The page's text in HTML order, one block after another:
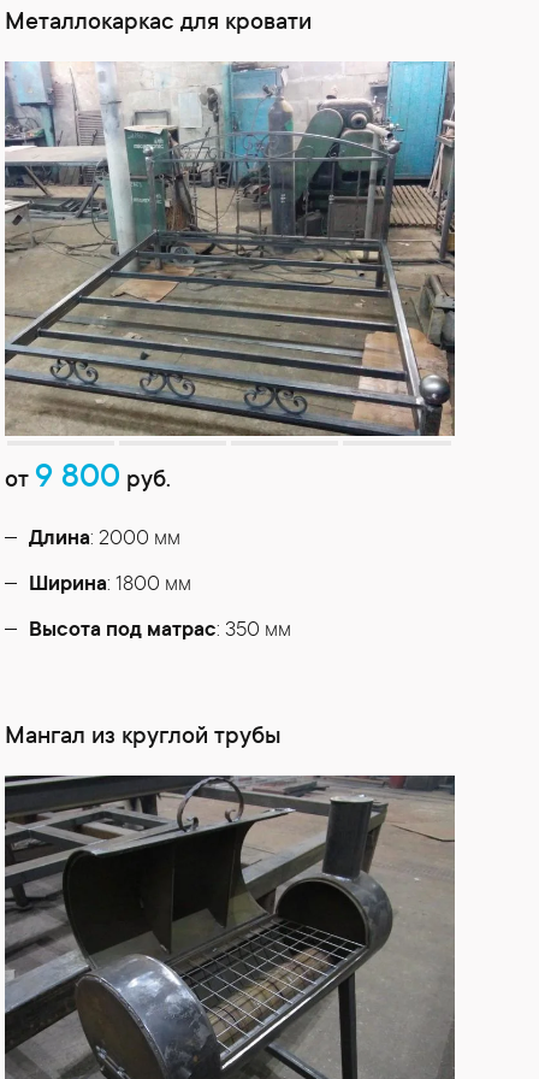
Металлокаркас для кровати
от 9 800 руб.
Длина: 2000 мм
Ширина: 1800 мм
Высота под матрас: 350 мм
Мангал из круглой трубы